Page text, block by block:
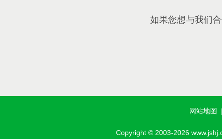
如果您想与我们
网站地图
Copyright © 2003-2026